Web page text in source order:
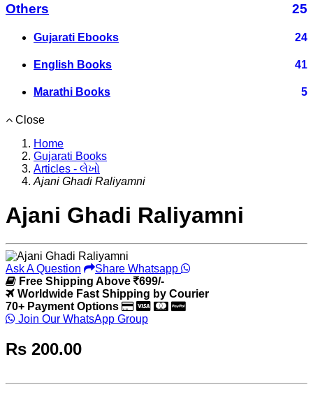
Others 25
Gujarati Ebooks 24
English Books 41
Marathi Books 5
Close
Home
Gujarati Books
Articles - લેખો
Ajani Ghadi Raliyamni
Ajani Ghadi Raliyamni
Ask A Question
Share Whatsapp
Free Shipping Above
699/-
Worldwide Fast Shipping by Courier
70+ Payment Options
Join Our WhatsApp Group
Rs 200.00